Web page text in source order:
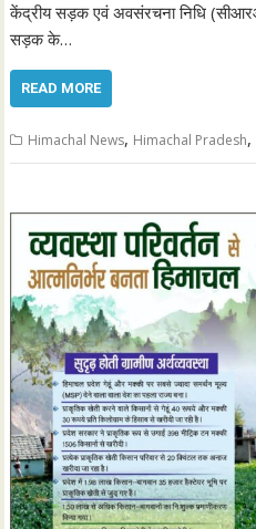
केंद्रीय सड़क एवं अवसंरचना निधि
सड़क के…
READ MORE
Himachal News, Himachal Pradesh,